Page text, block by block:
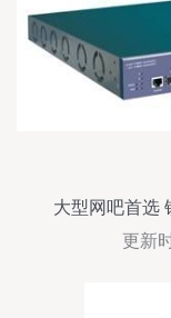
大型网吧首选
更新